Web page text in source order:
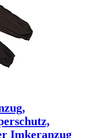
Imkeranzug